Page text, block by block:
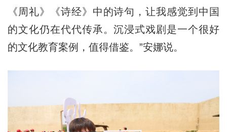
《周礼》《诗经》中的诗句，让我感觉到中国
的文化仍在代代传承。沉浸式戏剧是一个很好
的文化教育案例，值得借鉴。”安娜说。